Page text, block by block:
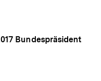
Bundespräsident